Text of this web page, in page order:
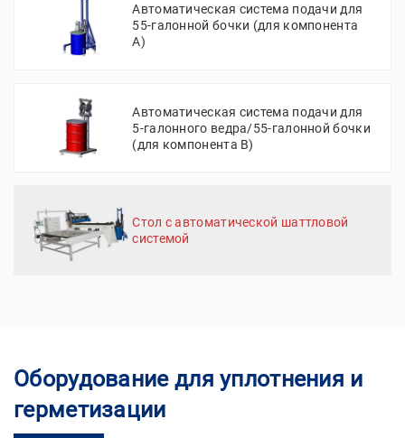
Автоматическая система подачи для
55-галонной бочки (для компонента
A)
Автоматическая система подачи для
5-галонного ведра/55-галонной бочки
(для компонента B)
Стол с автоматической шаттловой
системой
Оборудование для уплотнения и
герметизации